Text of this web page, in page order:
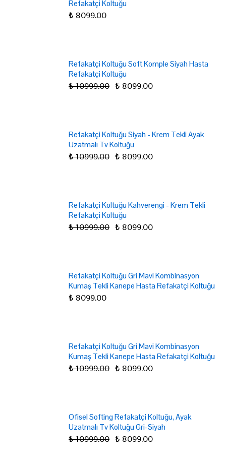
Refakatçi Koltuğu
₺ 8099.00
Refakatçi Koltuğu Soft Komple Siyah Hasta
Refakatçi Koltuğu
₺ 10999.00 ₺ 8099.00
Refakatçi Koltuğu Siyah - Krem Tekli Ayak
Uzatmalı Tv Koltuğu
₺ 10999.00 ₺ 8099.00
Refakatçi Koltuğu Kahverengi - Krem Tekli
Refakatçi Koltuğu
₺ 10999.00 ₺ 8099.00
Refakatçi Koltuğu Gri Mavi Kombinasyon
Kumaş Tekli Kanepe Hasta Refakatçi Koltuğu
₺ 8099.00
Refakatçi Koltuğu Gri Mavi Kombinasyon
Kumaş Tekli Kanepe Hasta Refakatçi Koltuğu
₺ 10999.00 ₺ 8099.00
Ofisel Softing Refakatçi Koltuğu, Ayak
Uzatmalı Tv Koltuğu Gri-Siyah
₺ 10999.00 ₺ 8099.00